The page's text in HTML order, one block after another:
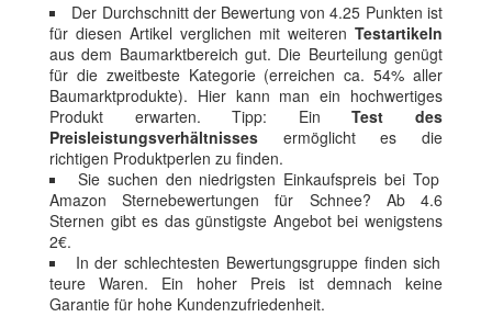
Der Durchschnitt der Bewertung von 4.25 Punkten ist
für diesen Artikel verglichen mit weiteren Testartikeln
aus dem Baumarktbereich gut. Die Beurteilung genügt
für die zweitbeste Kategorie (erreichen ca. 54% aller
Baumarktprodukte). Hier kann man ein hochwertiges
Produkt erwarten. Tipp: EinTest des
Preisleistungsverhältnisses ermöglicht es die
richtigen Produktperlen zu finden.
Sie suchen den niedrigsten Einkaufspreis bei Top
Amazon Sternebewertungen für Schnee? Ab 4.6
Sternen gibt es das günstigste Angebot bei wenigstens
2€.
In der schlechtesten Bewertungsgruppe finden sich
teure Waren. Ein hoher Preis ist demnach keine
Garantie für hohe Kundenzufriedenheit.